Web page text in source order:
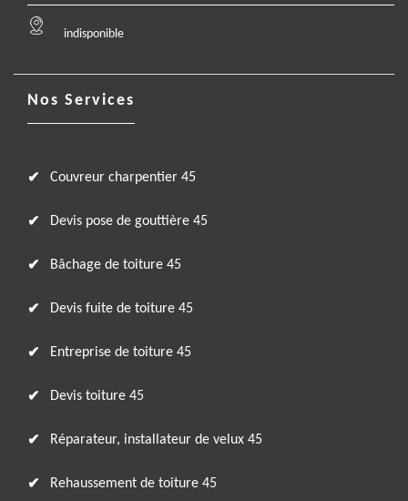
indisponible
Nos Services
Couvreur charpentier 45
Devis pose de gouttière 45
Bâchage de toiture 45
Devis fuite de toiture 45
Entreprise de toiture 45
Devis toiture 45
Réparateur, installateur de velux 45
Rehaussement de toiture 45